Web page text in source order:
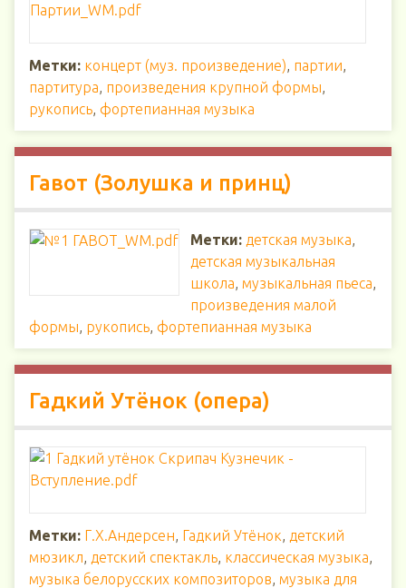
Метки: концерт (муз. произведение), партии,
партитура, произведения крупной формы,
рукопись, фортепианная музыка
Гавот (Золушка и принц)
Метки: детская музыка,
детская музыкальная
школа, музыкальная пьеса,
произведения малой
формы, рукопись, фортепианная музыка
Гадкий Утёнок (опера)
Метки: Г.Х.Андерсен, Гадкий Утёнок, детский
мюзикл, детский спектакль, классическая музыка,
музыка белорусских композиторов, музыка для